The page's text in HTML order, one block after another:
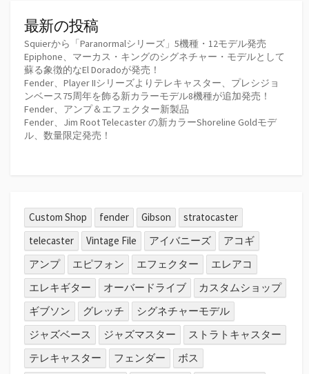
最新の投稿
Squierから「Paranormalシリーズ」5機種・12モデル発売
Epiphone、マーカス・キングのシグネチャー・モデルとして
蘇る象徴的なEl Doradoが発売！
Fender、Player IIシリーズよりテレキャスター、プレシジョ
ンベース75周年を飾る新カラーモデル8機種が追加発売！
Fender、アンプ＆エフェクター新製品
Fender、Jim Root Telecaster の新カラーShoreline Goldモデ
ル、数量限定発売！
Custom Shop fender Gibson
stratocaster
telecaster
Vintage File アイバニーズ
アコギ
アンプ
エピフォン エフェクター
エレアコ
エレキギター
オーバードライブ
カスタムショップ
ギブソン
グレッチ
シグネチャーモデル
ジャズベース
ジャズマスター
ストラトキャスター
テレキャスター
フェンダー
ボス